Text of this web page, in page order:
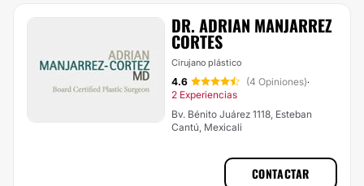
DR. ADRIAN MANJARREZ
CORTES
Cirujano plástico
4.6 (4 Opiniones)·
2 Experiencias
Bv. Bénito Juárez 1118, Esteban
Cantú, Mexicali
CONTACTAR